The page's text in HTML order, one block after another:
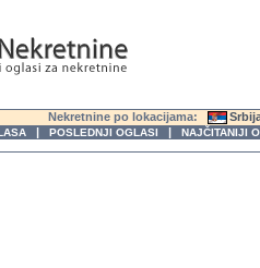
Nekretnine po lokacijama:
| POSLEDNJI OGLASI | NAJČITANIJI